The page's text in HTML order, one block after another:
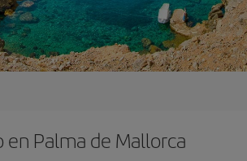
en Palma de Mallorca